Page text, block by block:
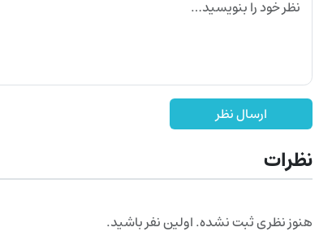
ارسال نظر
نظرات
هنوز نظری ثبت نشده. اولین نفر باشید.